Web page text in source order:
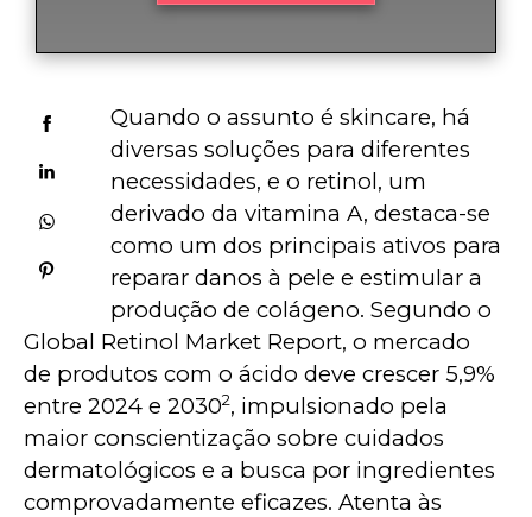
Quando o assunto é skincare, há
diversas soluções para diferentes
necessidades, e o retinol, um
derivado da vitamina A, destaca-se
como um dos principais ativos para
reparar danos à pele e estimular a
produção de colágeno. Segundo o
Global Retinol Market Report, o mercado
de produtos com o ácido deve crescer 5,9%
entre 2024 e 20302, impulsionado pela
maior conscientização sobre cuidados
dermatológicos e a busca por ingredientes
comprovadamente eficazes. Atenta às